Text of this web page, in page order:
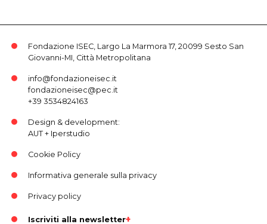
Fondazione ISEC, Largo La Marmora 17, 20099 Sesto San
Giovanni-MI, Città Metropolitana
info@fondazioneisec.it
fondazioneisec@pec.it
+39 3534824163
Design & development:
AUT+ Iperstudio
Cookie Policy
Informativa generale sulla privacy
Privacy policy
Iscriviti alla newsletter